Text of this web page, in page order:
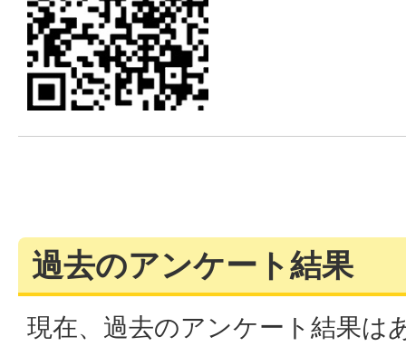
過去のアンケート結果
現在、過去のアンケート結果は